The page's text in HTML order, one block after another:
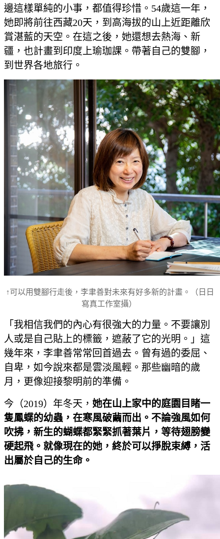
邊這樣單純的小事，都值得珍惜。54歲這一年，
她即將前往西藏20天，到高海拔的山上近距離欣
賞湛藍的天空。在這之後，她還想去熱海、新
疆，也計畫到印度上瑜珈課。帶著自己的雙腳，
到世界各地旅行。
↑可以用雙腳行走後，李聿善對未來有好多新的計畫。（日日
寫真工作室攝）
「我相信我們的內心有很強大的力量。不要讓別
人或是自己貼上的標籤，遮蔽了它的光明。」這
幾年來，李聿善常常回首過去。曾有過的委屈、
自卑，如今說來都是雲淡風輕。那些幽暗的歲
月，更像迎接黎明前的準備。
今（2019）年冬天， 她在山上家中的庭園目睹一
隻鳳蝶的幼蟲，在寒風破繭而出。不論強風如何
吹拂，新生的蝴蝶都緊緊抓著葉片，等待翅膀變
硬起飛。就像現在的她，終於可以掙脫束縛，活
出屬於自己的生命。